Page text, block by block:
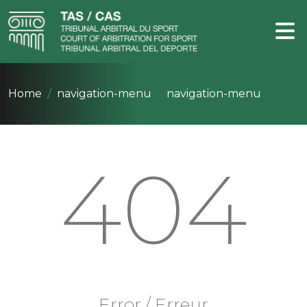
Home navigation-menu navigation-menu
404